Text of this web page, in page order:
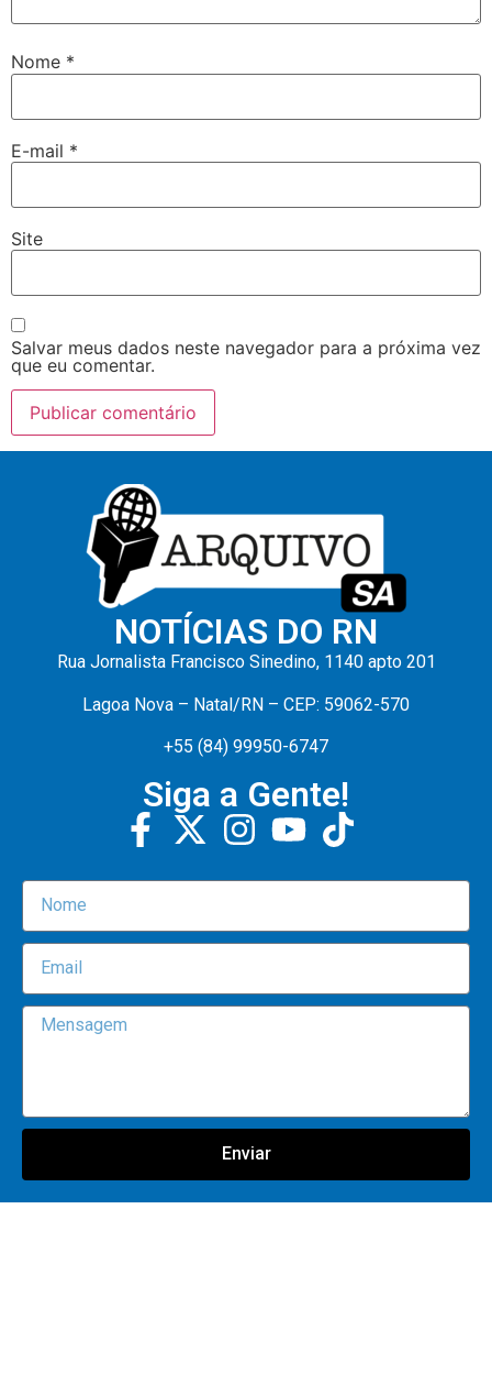
Nome *
E-mail *
Site
Salvar meus dados neste navegador para a próxima vez
que eu comentar.
NOTÍCIAS DO RN
Rua Jornalista Francisco Sinedino, 1140 apto 201
Lagoa Nova – Natal/RN – CEP: 59062-570
+55 (84) 99950-6747
Siga a Gente!
Enviar